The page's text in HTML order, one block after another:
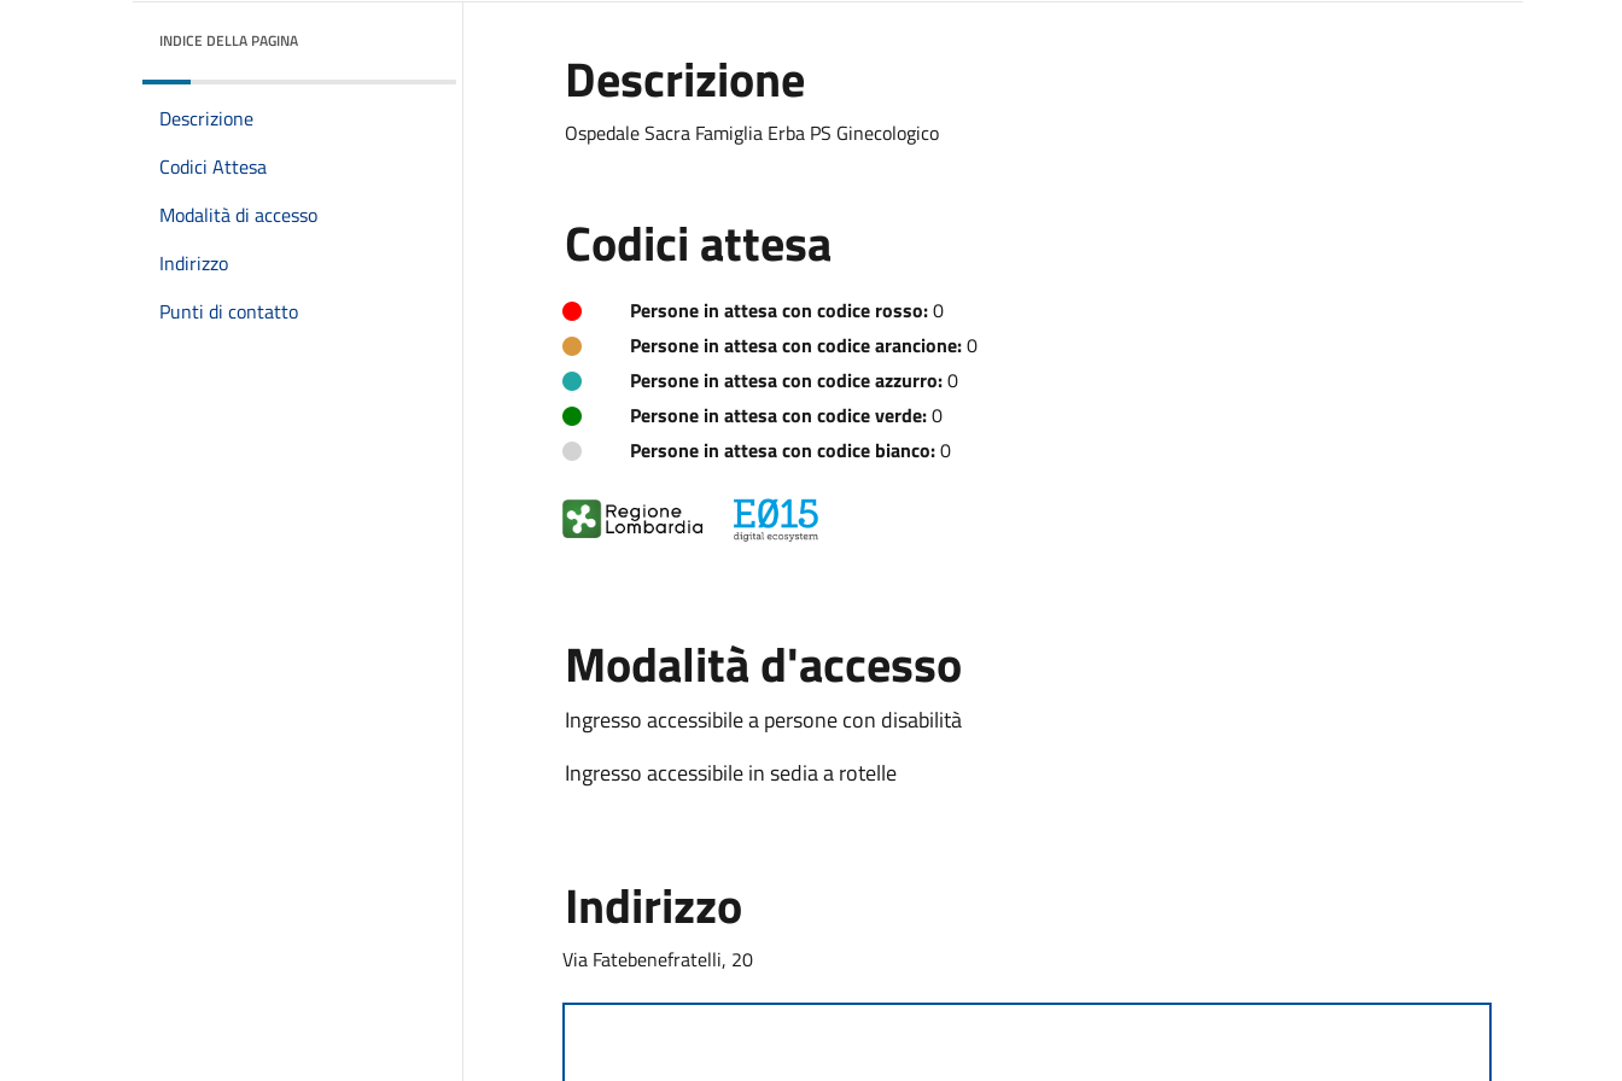
INDICE DELLA PAGINA
Descrizione
Codici Attesa
Modalità di accesso
Indirizzo
Punti di contatto
Descrizione
Ospedale Sacra Famiglia Erba PS Ginecologico
Codici attesa
Persone in attesa con codice rosso:0
Persone in attesa con codice arancione:0
Persone in attesa con codice azzurro:0
Persone in attesa con codice verde:0
Persone in attesa con codice bianco:0
Modalità d'accesso
Ingresso accessibile a persone con disabilità
Ingresso accessibile in sedia a rotelle
Indirizzo
Via Fatebenefratelli, 20